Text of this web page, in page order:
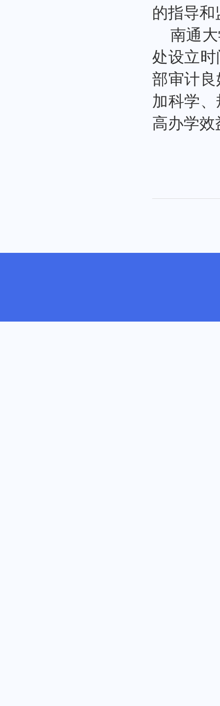
的指导和
南通
处设立
部审计
加科学
高办学效